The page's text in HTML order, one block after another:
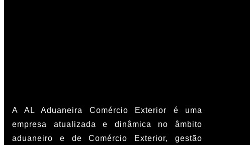
A AL Aduaneira Comércio Exterior é uma
empresa atualizada e dinâmica no âmbito
aduaneiro e de Comércio Exterior, gestão